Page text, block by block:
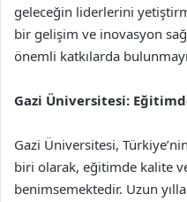
geleceğin liderlerini
bir gelişim ve inovasyon
önemli katkılarda
Gazi Üniversitesi:
Gazi Üniversitesi,
biri olarak, eğitimde kalite
benimsemektedir. Uzun